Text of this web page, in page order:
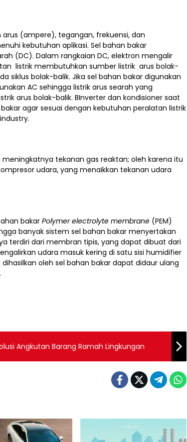
(ampere), tegangan, frekuensi, dan
kebutuhan aplikasi. Sel bahan bakar
(DC). Dalam rangkaian DC, elektron mengalir
listrik membutuhkan sumber listrik arus bolak-
siklus bolak-balik. Jika sel bahan bakar digunakan
AC sehingga listrik arus searah yang
arus bolak-balik. BInverter dan kondisioner saat
agar sesuai dengan kebutuhan peralatan listrik
tekanan gas reaktan; oleh karena itu
udara, yang menaikkan tekanan udara
bakar Polymer electrolyte membrane (PEM)
banyak sistem sel bahan bakar menyertakan
terdiri dari membran tipis, yang dapat dibuat dari
udara masuk kering di satu sisi humidifier
oleh sel bahan bakar dapat didaur ulang
Fuel Cell Electric Truck Menjadi Solusi Angkutan Barang Ramah Lingkungan